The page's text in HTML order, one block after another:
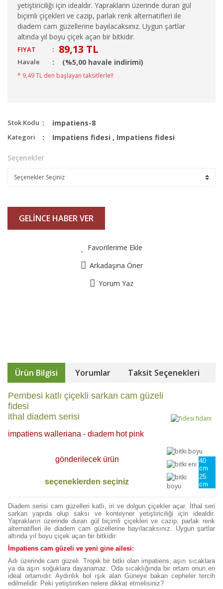
yetiştiriciliği için idealdir. Yaprakların üzerinde duran gül
biçimli çiçekleri ve cazip, parlak renk alternatifleri ile
diadem cam güzellerine bayılacaksınız. Uygun şartlar
altında yıl boyu çiçek açan bir bitkidir.
FIYAT : 89,13 TL
Havale (%5,00 havale indirimi)
* 9,49 TL den başlayan taksitlerle!!
Stok Kodu impatiens-8
Kategori Impatiens fidesi , Impatiens fidesi
Seçenekler
GELİNCE HABER VER
Favorilerime Ekle
Arkadaşına Öner
Yorum Yaz
Ürün Bilgisi Yorumlar Taksit Seçenekleri
Pembesi katlı çiçekli sarkan cam güzeli
fidesi
ithal diadem serisi
impatiens walleriana - diadem hot pink
gönderilecek ürün
40
cm
seçeneklerden seçiniz
25
cm
Diadem serisi cam güzelleri katlı, iri ve dolgun çiçekler açar. İthal seri
sarkan yapıda olup saksı ve konteyner yetiştiriciliği için idealdir.
Yaprakların üzerinde duran gül biçimli çiçekleri ve cazip, parlak renk
alternatifleri ile diadem cam güzellerine bayılacaksınız. Uygun şartlar
altında yıl boyu çiçek açan bir bitkidir.
İmpatiens cam güzeli ve yeni gine ailesi:
Adı üzerinde cam güzeli. Tropik bir bitki olan impatiens, aşırı sıcaklara
ya da aşırı soğuklara dayanamaz. Oda sıcaklığında bir ortam onun en
ideal ortamıdır. Aydınlık bol ışık alan Güneye bakan cepheler tercih
edilmelidir. Peki yetiştirirken nelere dikkat etmelisiniz?